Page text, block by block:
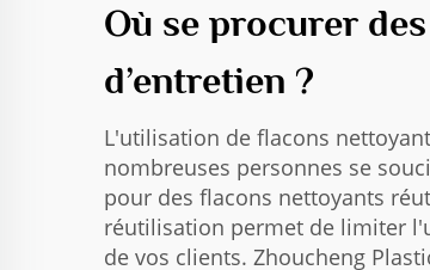
Où se procurer
d’entretien ?
L'utilisation de flacons
nombreuses personnes se
pour des flacons nettoyants
réutilisation permet de limiter
de vos clients. Zhoucheng